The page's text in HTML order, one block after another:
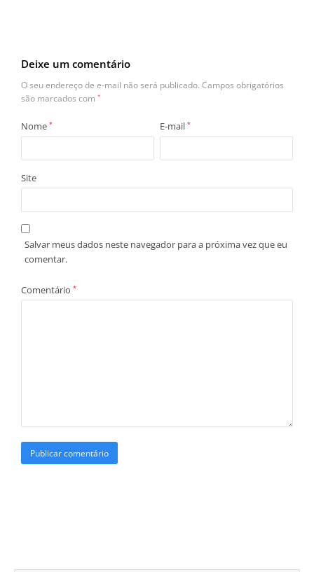
Deixe um comentário
O seu endereço de e-mail não será publicado. Campos obrigatórios
são marcados com *
Nome * E-mail *
Site
Salvar meus dados neste navegador para a próxima vez que eu
comentar.
Comentário *